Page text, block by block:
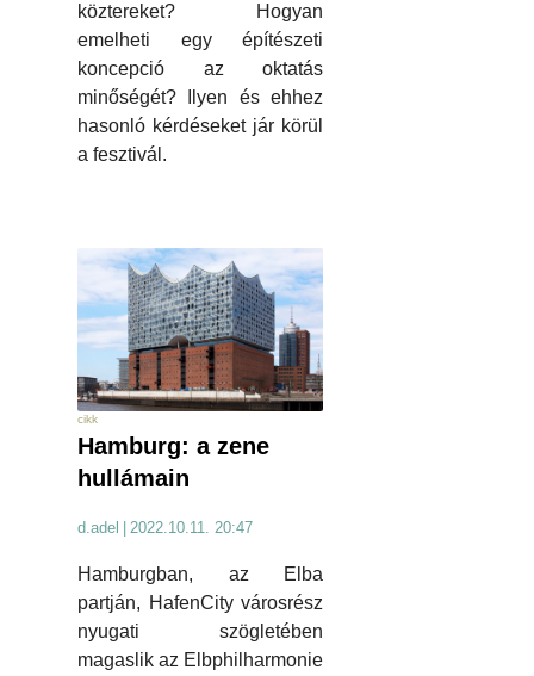
köztereket? Hogyan
emelheti egy építészeti
koncepció az oktatás
minőségét? Ilyen és ehhez
hasonló kérdéseket jár körül
a fesztivál.
cikk
Hamburg: a zene
hullámain
d.adel | 2022.10.11. 20:47
Hamburgban, az Elba
partján, HafenCity városrész
nyugati szögletében
magaslik az Elbphilharmonie